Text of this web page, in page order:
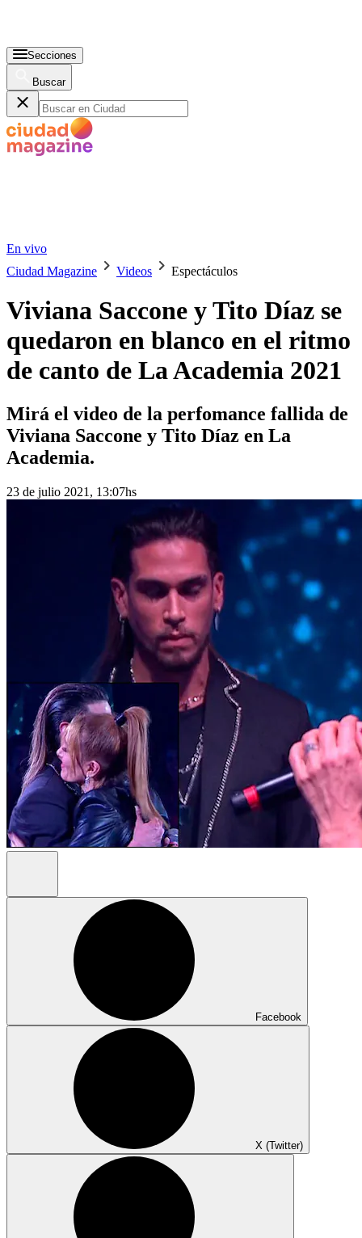
Secciones
Buscar
En vivo
Ciudad Magazine
Videos Espectáculos
Viviana Saccone y Tito Díaz se
quedaron en blanco en el ritmo
de canto de La Academia 2021
Mirá el video de la perfomance fallida de
Viviana Saccone y Tito Díaz en La
Academia.
23 de julio 2021, 13:07hs
Facebook
X (Twitter)